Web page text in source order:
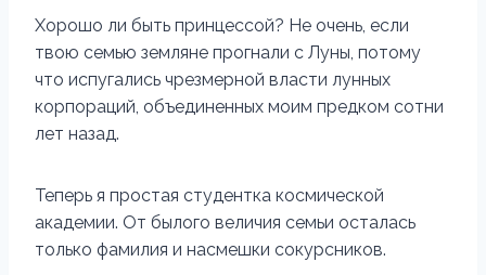
Хорошо ли быть принцессой? Не очень, если
твою семью земляне прогнали с Луны, потому
что испугались чрезмерной власти лунных
корпораций, объединенных моим предком сотни
лет назад.
Теперь я простая студентка космической
академии. От былого величия семьи осталась
только фамилия и насмешки сокурсников.